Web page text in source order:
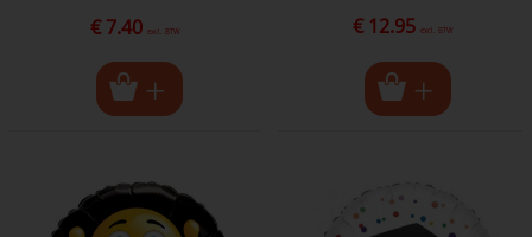
€ 7.40 excl. BTW € 12.95 excl. BTW